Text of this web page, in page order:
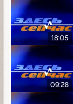
18:05
09:28